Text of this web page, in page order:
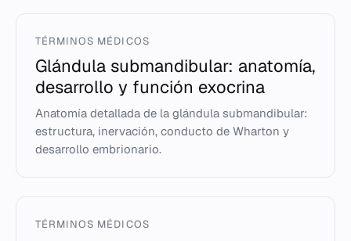
TÉRMINOS MÉDICOS
Glándula submandibular: anatomía,
desarrollo y función exocrina
Anatomía detallada de la glándula submandibular:
estructura, inervación, conducto de Wharton y
desarrollo embrionario.
TÉRMINOS MÉDICOS